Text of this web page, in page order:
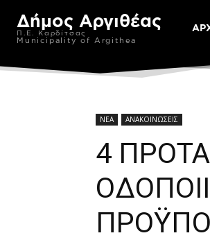
Δήμος Αργιθέας
Π.Ε. Καρδίτσας
Municipality of Argithea
ΝΕΑ ΑΝΑΚΟΙΝΩΣΕΙΣ
4